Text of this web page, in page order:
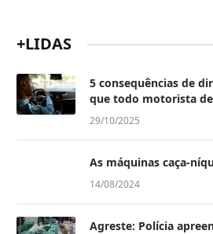
+LIDAS
5 consequências de
que todo motorista
29/10/2025
As máquinas caça-
14/08/2024
Agreste: Polícia